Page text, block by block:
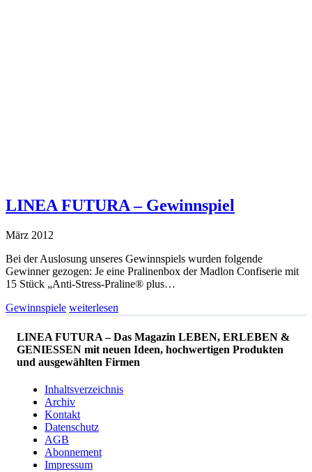
LINEA FUTURA – Gewinnspiel
März 2012
Bei der Auslosung unseres Gewinnspiels wurden folgende
Gewinner gezogen: Je eine Pralinenbox der Madlon Confiserie mit
15 Stück „Anti-Stress-Praline® plus…
Gewinnspiele weiterlesen
LINEA FUTURA – Das Magazin LEBEN, ERLEBEN &
GENIESSEN mit neuen Ideen, hochwertigen Produkten
und ausgewählten Firmen
Inhaltsverzeichnis
Archiv
Kontakt
Datenschutz
AGB
Abonnement
Impressum